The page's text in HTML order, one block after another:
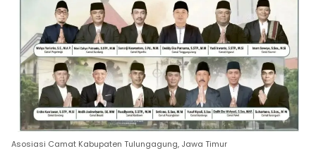
Asosiasi Camat Kabupaten Tulungagung, Jawa Timur